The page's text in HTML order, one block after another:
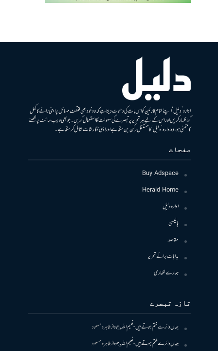
ادارہ ’دلیل‘ اپنے تمام قارئین کو اس بات کی دعوت دیتا ہے کہ وہ خود بھی مختلف مسائل پر اپنی رائے کا کھل
کر اظہار کریں اور اس کے لیے ہر تحریر پر تبصرے کی سہولت کا استعمال کریں۔ جو بھی ویب سائٹ پر لکھنے
کا متمنی ہو، وہ ادارہ ’دلیل‘ کا مستقل رکن بن سکتا ہے اور اپنی نگارشات شامل کرسکتا ہے۔
صفحات
Buy Adspace
Herald Home
ادارہ دلیل
پالیسی
مقاصد
ہدایات برائے تحریر
ہمارے لکھاری
تازہ تبصرے
جہاں دائرے ختم ہوتے ہیں- نعیم اللہ باجوہازطاہرہ مسعود
جہاں دائرے ختم ہوتے ہیں- نعیم اللہ باجوہازطاہرہ مسعود